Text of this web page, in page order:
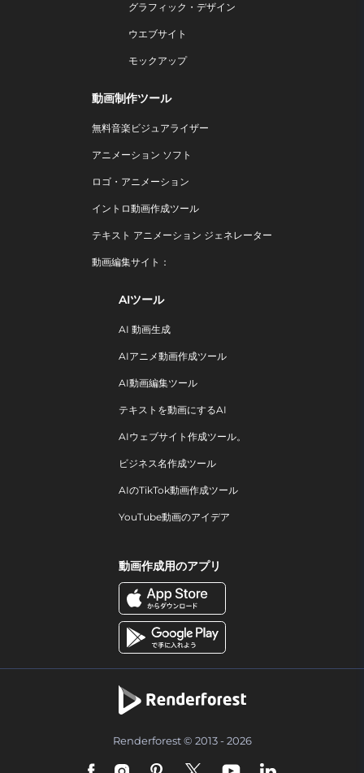
グラフィック・デザイン
ウエブサイト
モックアップ
動画制作ツール
無料音楽ビジュアライザー
アニメーション ソフト
ロゴ・アニメーション
イントロ動画作成ツール
テキスト アニメーション ジェネレーター
動画編集サイト：
AIツール
AI 動画生成
AIアニメ動画作成ツール
AI動画編集ツール
テキストを動画にするAI
AIウェブサイト作成ツール。
ビジネス名作成ツール
AIのTikTok動画作成ツール
YouTube動画のアイデア
動画作成用のアプリ
Renderforest © 2013 - 2026